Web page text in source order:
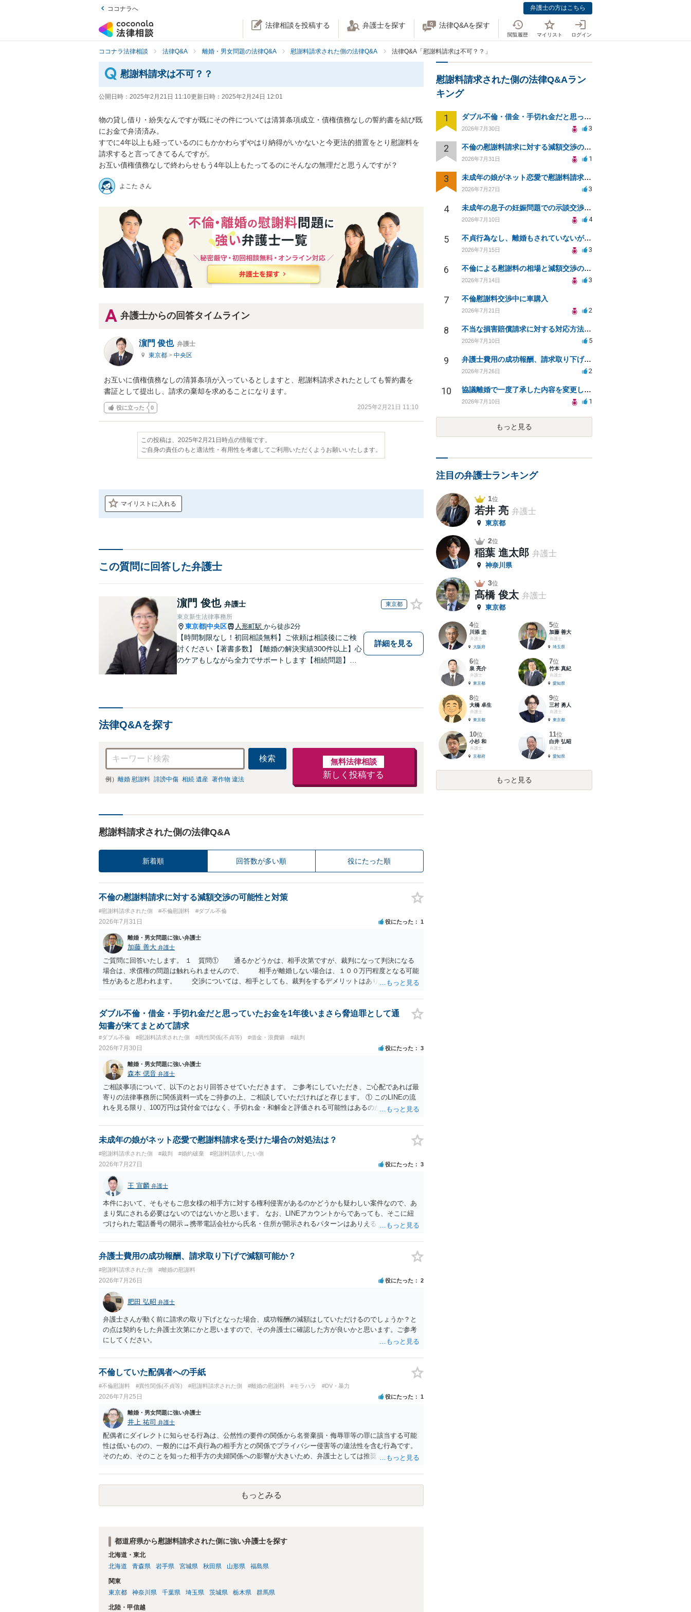
ココナラへ 弁護士の方はこちら
法律相談を投稿する 弁護士を探す 法律Q&Aを探す
閲覧履歴 マイリスト ログイン
ココナラ法律相談 法律Q&A 離婚・男女問題の法律Q&A 慰謝料請求された側の法律Q&A 法律Q&A「慰謝料請求は不可？？」
慰謝料請求は不可？？
公開日時： 2025年2月21日 11:10更新日時： 2025年2月24日 12:01
物の貸し借り・紛失なんですが既にその件については清算条項成立・債権債務なしの誓約書を結び既
にお金で弁済済み。
すでに4年以上も経っているのにもかかわらずやはり納得がいかないと今更法的措置をとり慰謝料を
請求すると言ってきてるんですが。
お互い債権債務なしで終わらせもう4年以上もたってるのにそんなの無理だと思うんですが？
よこた さん
弁護士からの回答タイムライン
濵門 俊也 弁護士
東京都 > 中央区
お互いに債権債務なしの清算条項が入っているとしますと、慰謝料請求されたとしても誓約書を
書証として提出し、請求の棄却を求めることになります。
役に立った 0 2025年2月21日 11:10
この投稿は、2025年2月21日時点の情報です。
ご自身の責任のもと適法性・有用性を考慮してご利用いただくようお願いいたします。
マイリストに入れる
この質問に回答した弁護士
濵門 俊也 弁護士 東京都
東京新生法律事務所
東京都 中央区 人形町駅 から徒歩2分
【時間制限なし！初回相談無料】ご依頼は相談後にご検
討ください【著書多数】【離婚の解決実績300件以上】心
のケアもしながら全力でサポートします【相続問題】複
詳細を見る
法律Q&Aを探す
検索
例） 離婚 慰謝料 誹謗中傷 相続 遺産 著作物 違法
無料法律相談
新しく投稿する
慰謝料請求された側の法律Q&A
新着順 回答数が多い順 役にたった順
不倫の慰謝料請求に対する減額交渉の可能性と対策
#慰謝料請求された側 #不倫慰謝料 #ダブル不倫
2026年7月31日 役にたった 1
離婚・男女問題に強い弁護士
加藤 善大 弁護士
ご質問に回答いたします。 １ 質問① 通るかどうかは、相手次第ですが、裁判になって判決になる
場合は、求償権の問題は触れられませんので、 相手が離婚しない場合は、１００万円程度となる可能
性があると思われます。 交渉については、相手としても、裁判をするデメリットはありますから（経
働く可能性は有り得ます。 交渉で解決する多くの場合は、相手が弁護士に依頼しているケースで、５
０万円以下で合意できる場合は稀であると思います。 通常は、６０万円から８０万円程度になること
が多いというのが私の印象です。 ２ 質問② ご記載の内容が減額を進めるうえでの交渉材料かと思
います。 なお、ご自身が離婚しないことは、交渉材料にはならないかと思いますので、ご注意くださ
い。 また、相手夫婦の婚姻関係が既に破綻していたことや、相手女性が結婚しているとは知らなかっ
たと主張することもありますが、 ケースバイケースですので、ご自身の場合にそれらの主張ができる
かはよくお考え下さい。 ３ 質問③ 違約金を５０万円とする旨の交渉をすることが妥当かどうかと
いう基準はありません。 公序良俗に反するような金額では、その条項自体が無効になり得ますが、
２００万円でも、５０万円でも、公序良俗に反するほど高額とはいえないと考えますので、 結局
は、妥当かどうかというよりも、ご自身が納得できるかどうかという基準でお考えいただくといいと思い
ます。 そのうえで、合意できるかは、相手も納得できるか否かにかかってはきますが。 ４ 質問④
ご記載の内容からは判断できないのですが、 清算条項を記載しないで合意することはリスクがあ
りますので、むしろ、原則としては、清算条項を記載するべきであるとお考えいただくといいです。 ご
質問に対する回答は以上ですが、可能であれば、ご依頼になるかは別として、お近くの弁護士に直接相談
されて、 今後の対応についてアドバイス等を求めることをお勧めいたします。 ご参考にしていただ
ければ幸いです。
ダブル不倫・借金・手切れ金だと思っていたお金を1年後いまさら脅迫罪として通
知書が来てまとめて請求
#ダブル不倫 #慰謝料請求された側 #異性関係(不貞等) #借金・浪費癖 #裁判
2026年7月30日 役にたった 3
離婚・男女問題に強い弁護士
森本 偲音 弁護士
ご相談事項について、以下のとおり回答させていただきます。 ご参考にしていただき、ご心配であれば最
寄りの法律事務所に関係資料一式をご持参の上、ご相談していただければと存じます。 ① このLINEの流
れを見る限り、100万円は貸付金ではなく、手切れ金・和解金と評価される可能性はあるのか ⇒LINEを含
金銭であったと評価される可能性はあると考えます。 ② 「今後一切関与しないなら100万円振り込む」と
いうLINEや誓約書は、裁判上どの程度証拠価値があるのか ⇒前後のやり取りや誓約書の具体的内容を見
から100万円を貸付扱いに変更することは認められるのか。 ⇒おそらく１００万円は不当利得（受け取る
正当な権利がないのに利益を取得した）として返還請求されているものかと推察しますので、 貸金返還で
はないかと存じます。 ④ 私は現在、収入も不安定で貯金もなくリボ払い借金が既に約100万あり。今年に
再婚したが主人はお金に厳しい為、一括で220万円を支払う事は困難 仮に裁判で敗訴した場合でも、分割
払いになる可能性はありますか。 ⇒判決となり敗訴してしまった場合は、強制執行により不動産等の財産
を差し押さえられ、そこから債権回収が図られることになりますが、 和解であれば柔軟な解決が可能で
すので、その場合は分割払いにより支払うことも十分可能です。 ⑤ このような事情であれば、私は120万
円のみ和解交渉を続けるべきでしょうか。 ⇒ご相談者様の認識を前提にすれば、１００万円も含めて返済
する必要はないと考えられるため、 120万円のみについて交渉を続けることがベターかと存じます。
未成年の娘がネット恋愛で慰謝料請求を受けた場合の対処法は？
#慰謝料請求された側 #裁判 #婚約破棄 #慰謝料請求したい側
2026年7月27日 役にたった 3
王 宣麟 弁護士
本件において、そもそもご息女様の相手方に対する権利侵害があるのかどうかも疑わしい案件なので、あ
まり気にされる必要はないのではないかと思います。 なお、LINEアカウントからであっても、そこに紐
づけられた電話番号の開示→携帯電話会社から氏名・住所が開示されるパターンはありえるものの、本件
ないかと推察します。
弁護士費用の成功報酬、請求取り下げで減額可能か？
#慰謝料請求された側 #離婚の慰謝料
2026年7月26日 役にたった 2
肥田 弘昭 弁護士
弁護士さんが動く前に請求の取り下げとなった場合、成功報酬の減額はしていただけるのでしょうか？と
の点は契約をした弁護士次第にかと思いますので、その弁護士に確認した方が良いかと思います。ご参考
にしてください。
不倫していた配偶者への手紙
#不倫慰謝料 #異性関係(不貞等) #慰謝料請求された側 #離婚の慰謝料 #モラハラ #DV・暴力
2026年7月25日 役にたった 1
離婚・男女問題に強い弁護士
井上 祐司 弁護士
配偶者にダイレクトに知らせる行為は、公然性の要件の関係から名誉棄損・侮辱罪等の罪に該当する可能
性は低いものの、一般的には不貞行為の相手方との関係でプライバシー侵害等の違法性を含む行為です。
そのため、そのことを知った相手方の夫婦関係への影響が大きいため、弁護士としては推奨しないことが
もっとみる
都道府県から慰謝料請求された側に強い弁護士を探す
北海道・東北
北海道
青森県 岩手県 宮城県 秋田県 山形県 福島県
関東
東京都
神奈川県 千葉県 埼玉県 茨城県 栃木県 群馬県
北陸・甲信越
慰謝料請求された側の法律Q&Aラン
キング
1 ダブル不倫・借金・手切れ金だと思っていたお金を1年後いまさら脅迫罪として通知書が来てまとめて請求
2026年7月30日 3
2 不倫の慰謝料請求に対する減額交渉の可能性と対策
2026年7月31日 1
3 未成年の娘がネット恋愛で慰謝料請求を受けた場合の対処法は？
2026年7月27日 3
4 未成年の息子の妊娠問題での示談交渉と法的対応について相談
2026年7月10日 4
5 不貞行為なし、離婚もされていないが奥様が作られた示談書にサインをしてしまいました。効力はありますか？
2026年7月15日 3
6 不倫による慰謝料の相場と減額交渉の可能性について
2026年7月14日 3
7 不倫慰謝料交渉中に車購入
2026年7月21日 2
8 不当な損害賠償請求に対する対応方法と今後の対策
2026年7月10日 5
9 弁護士費用の成功報酬、請求取り下げで減額可能か？
2026年7月26日 2
10 協議離婚で一度了承した内容を変更したいです
2026年7月10日 1
もっと見る
注目の弁護士ランキング
1位
若井 亮 弁護士
東京都
2位
稲葉 進太郎 弁護士
神奈川県
3位
髙橋 俊太 弁護士
東京都
4位
川添 圭
弁護士
大阪府
5位
加藤 善大
弁護士
埼玉県
6位
泉 亮介
弁護士
東京都
7位
竹本 真紀
弁護士
愛知県
8位
大橋 卓生
弁護士
東京都
9位
三村 勇人
弁護士
東京都
10位
小杉 和
弁護士
京都府
11位
白井 弘昭
弁護士
愛知県
もっと見る